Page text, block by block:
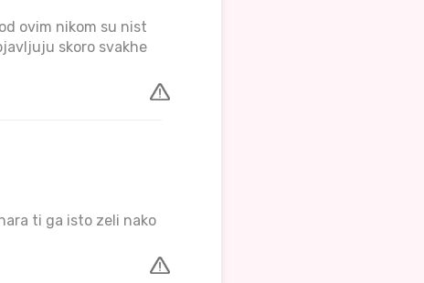
ovim nikom su nist
skoro svakhe
ti ga isto zeli nako